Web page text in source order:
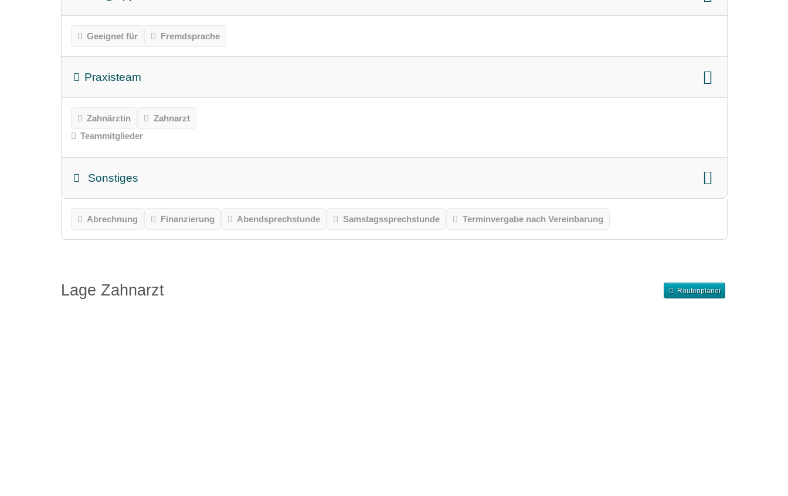
Geeignet für Fremdsprache
Praxisteam
Zahnärztin
Zahnarzt
Teammitglieder
Sonstiges
Abrechnung Finanzierung Abendsprechstunde Samstagssprechstunde Terminvergabe nach Vereinbarung
Lage Zahnarzt Routenplaner